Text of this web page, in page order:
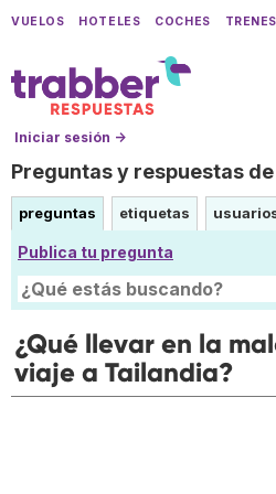
VUELOS HOTELES COCHES TRENES
Iniciar sesión →
Preguntas y respuestas
preguntas etiquetas
Publica tu pregunta
¿Qué llevar en la
viaje a Tailandia?